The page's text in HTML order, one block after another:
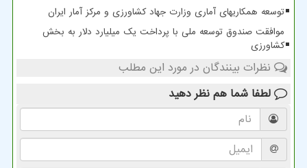
توسعه همکاریهای آماری وزارت جهاد کشاورزی و مرکز آمار ایران
موافقت صندوق توسعه ملی با پرداخت یک میلیارد دلار به بخش
کشاورزی
نظرات بینندگان در مورد این مطلب
لطفا شما هم نظر دهید